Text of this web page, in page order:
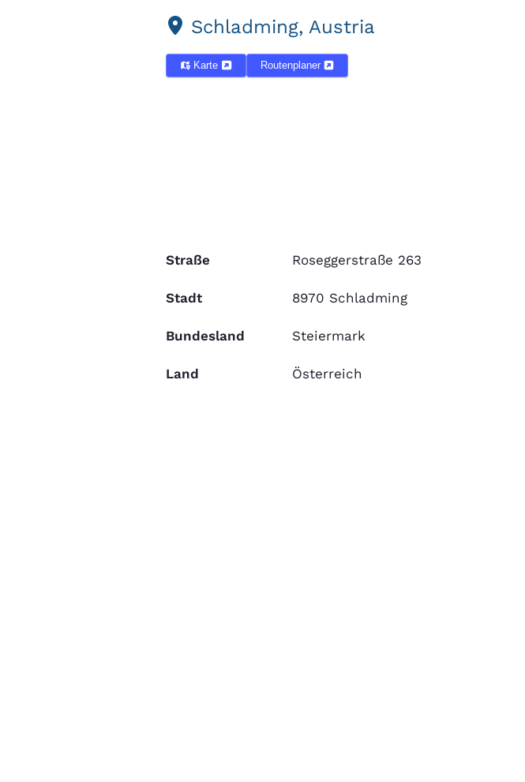
Schladming, Austria
Karte Routenplaner
Straße Roseggerstraße 263
Stadt 8970 Schladming
Bundesland Steiermark
Land Österreich